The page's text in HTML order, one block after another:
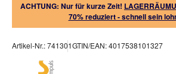
ACHTUNG: Nur für kurze Zeit!
70% reduziert - schnell sein
Artikel-Nr.:741301GTIN/EAN:4017538101327